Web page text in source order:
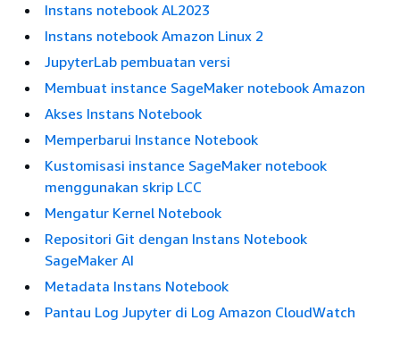
Instans notebook AL2023
Instans notebook Amazon Linux 2
JupyterLab pembuatan versi
Membuat instance SageMaker notebook Amazon
Akses Instans Notebook
Memperbarui Instance Notebook
Kustomisasi instance SageMaker notebook
menggunakan skrip LCC
Mengatur Kernel Notebook
Repositori Git dengan Instans Notebook
SageMaker AI
Metadata Instans Notebook
Pantau Log Jupyter di Log Amazon CloudWatch